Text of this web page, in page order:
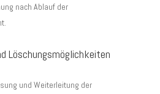
nach Ablauf der
Löschungsmöglichkeiten
und Weiterleitung der